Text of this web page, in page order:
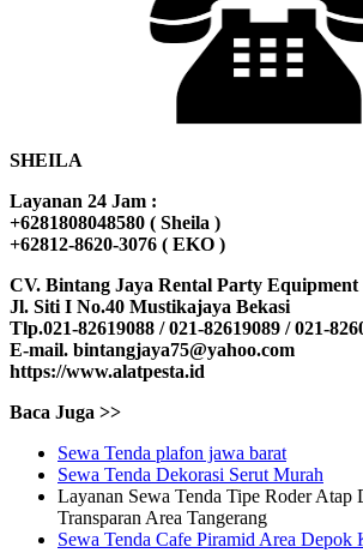
SHEILA
Layanan 24 Jam :
+6281808048580 ( Sheila )
+62812-8620-3076 ( EKO )
CV. Bintang Jaya Rental Party Equipment
Jl. Siti I No.40 Mustikajaya Bekasi
Tlp.021-82619088 / 021-82619089 / 021-
E-mail. bintangjaya75@yahoo.com
https://www.alatpesta.id
Baca Juga >>
Sewa Tenda plafon jawa barat
Sewa Tenda Dekorasi Serut Murah
Layanan Sewa Tenda Tipe Roder Atap
Transparan Area Tangerang
Sewa Tenda Cafe Piramid Area Depok